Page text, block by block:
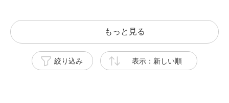
もっと見る
絞り込み 表示：新しい順